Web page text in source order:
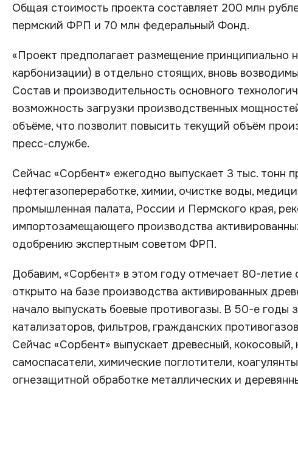
Общая стоимость проекта составляет 200 млн
пермский ФРП и 70 млн федеральный Фонд.
«Проект предполагает размещение принципиально
карбонизации) в отдельно стоящих, вновь
Состав и производительность основного
возможность загрузки производственных
объёме, что позволит повысить текущий объём
пресс-службе.
Сейчас «Сорбент» ежегодно выпускает 3 тыс. тонн
нефтегазопереработке, химии, очистке воды,
промышленная палата, России и Пермского края,
импортозамещающего производства
одобрению экспертным советом ФРП.
Добавим, «Сорбент» в этом году отмечает 80-
открыто на базе производства активированных
начало выпускать боевые противогазы. В 50-е годы
катализаторов, фильтров, гражданских
Сейчас «Сорбент» выпускает древесный, кокосовый,
самоспасатели, химические поглотители,
огнезащитной обработке металлических и